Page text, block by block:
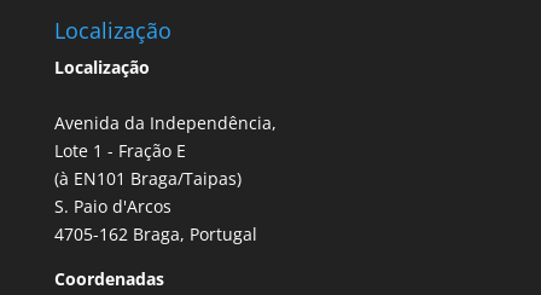
Localização
Localização
Avenida da Independência,
Lote 1 - Fração E
(à EN101 Braga/Taipas)
S. Paio d'Arcos
4705-162 Braga, Portugal
Coordenadas